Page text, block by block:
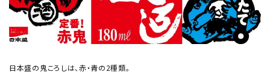
日本盛の鬼ころしは、赤・青の2種類。